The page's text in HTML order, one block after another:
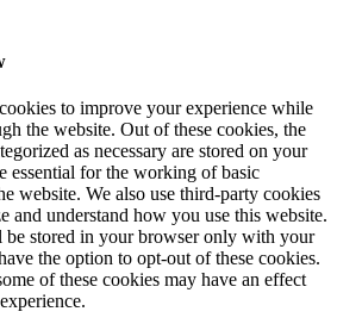
to improve your experience while
the website. Out of these cookies, the
as necessary are stored on your
essential for the working of basic
website. We also use third-party cookies
and understand how you use this website.
be stored in your browser only with your
the option to opt-out of these cookies.
of these cookies may have an effect